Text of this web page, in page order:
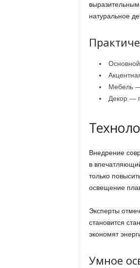
натуральное
Мебель
Декор —
Внедрение
в
только
освещение
Эксперты
становится
экономят
Умное